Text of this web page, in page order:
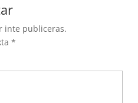
inte publiceras.
*